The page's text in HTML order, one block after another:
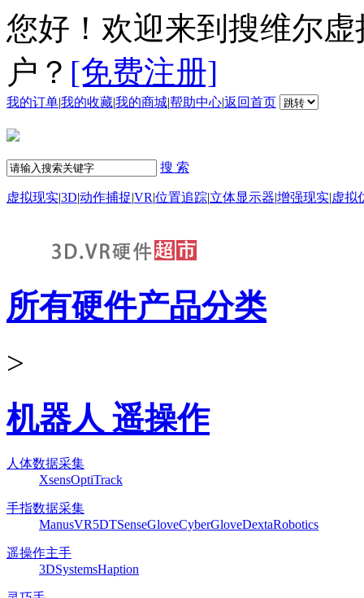
您好！欢迎来到搜维尔
户？ [免费注册]
我的订单|我的收藏|我的商城|帮助中心|返回首页
搜 索
虚拟现实|3D|动作捕捉|VR|位置追踪|立体显示器|增强现实|虚拟
所有硬件产品分类
>
机器人 遥操作
人体数据采集
XsensOptiTrack
手指数据采集
ManusVR5DTSenseGloveCyberGloveDextaRobotics
遥操作主手
3DSystemsHaption